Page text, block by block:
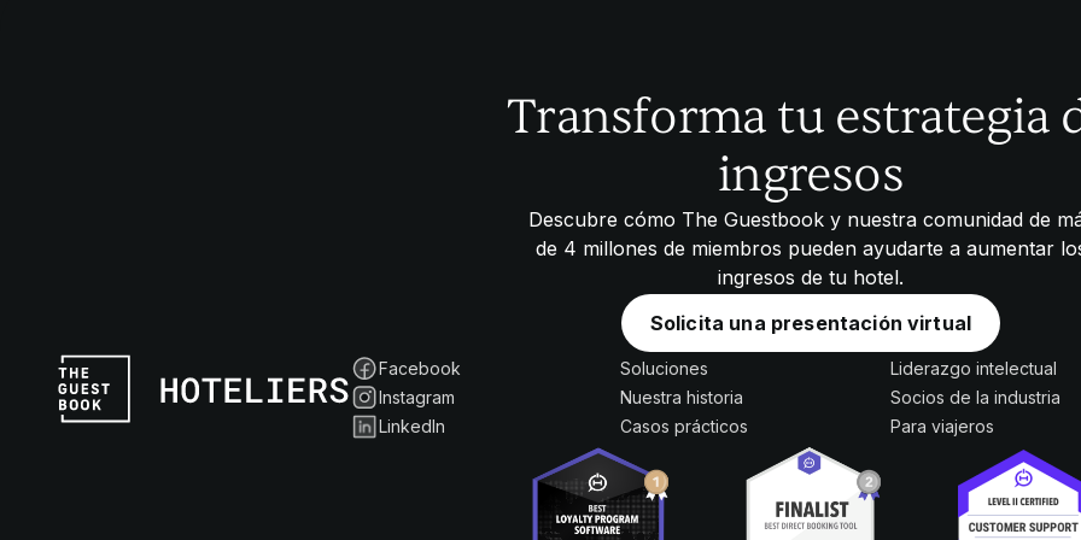
Transforma tu estrategia
ingresos
Descubre cómo The Guestbook y nuestra comunidad de
de 4 millones de miembros pueden ayudarte a aumentar
ingresos de tu hotel.
Solicita una presentación virtual
Facebook
Instagram
LinkedIn
Soluciones
Nuestra historia
Casos prácticos
Liderazgo intelectual
Socios de la industria
Para viajeros